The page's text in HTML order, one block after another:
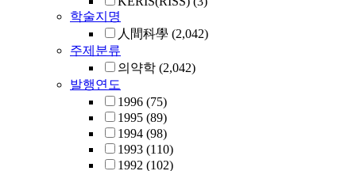
학술지명
人間科學 (2,042)
주제분류
의약학 (2,042)
발행연도
1996 (75)
1995 (89)
1994 (98)
1993 (110)
1992 (102)